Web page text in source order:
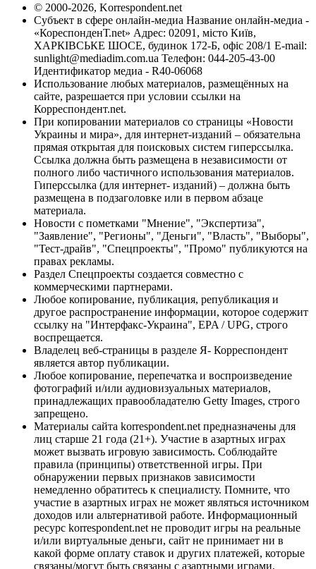
© 2000-2026, Korrespondent.net
Субъект в сфере онлайн-медиа Название онлайн-медиа -
«КореспонденТ.net» Адрес: 02091, місто Київ,
ХАРКІВСЬКЕ ШОСЕ, будинок 172-Б, офіс 208/1 E-mail:
sunlight@mediadim.com.ua Телефон: 044-205-43-00
Идентификатор медиа - R40-06068
Использование любых материалов, размещённых на
сайте, разрешается при условии ссылки на
Корреспондент.net.
При копировании материалов со страницы «Новости
Украины и мира», для интернет-изданий – обязательна
прямая открытая для поисковых систем гиперссылка.
Ссылка должна быть размещена в независимости от
полного либо частичного использования материалов.
Гиперссылка (для интернет- изданий) – должна быть
размещена в подзаголовке или в первом абзаце
материала.
Новости с пометками "Мнение", "Экспертиза",
"Заявление", "Регионы", "Деньги", "Власть", "Выборы",
"Тест-драйв", "Спецпроекты", "Промо" публикуются на
правах рекламы.
Раздел Спецпроекты создается совместно с
коммерческими партнерами.
Любое копирование, публикация, републикация и
другое распространение информации, которое содержит
ссылку на "Интерфакс-Украина", EPA / UPG, строго
воспрещается.
Владелец веб-страницы в разделе Я- Корреспондент
является автор публикации.
Любое копирование, перепечатка и воспроизведение
фотографий и/или аудиовизуальных материалов,
принадлежащих правообладателю Getty Images, строго
запрещено.
Материалы сайта korrespondent.net предназначены для
лиц старше 21 года (21+). Участие в азартных играх
может вызвать игровую зависимость. Соблюдайте
правила (принципы) ответственной игры. При
обнаружении первых признаков зависимости
немедленно обратитесь к специалисту. Помните, что
участие в азартных играх не может являться источником
доходов или альтернативой работе. Информационный
ресурс korrespondent.net не проводит игры на реальные
и/или виртуальные деньги, сайт не принимает ни в
какой форме оплату ставок и других платежей, которые
связаны/могут быть связаны с азартными играми,